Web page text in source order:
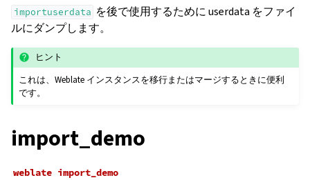
importuserdata を後で使用するために userdata をファイ
ルにダンプします。
ヒント
これは、Weblate インスタンスを移行またはマージするときに便利
です。
import_demo
weblate import_demo